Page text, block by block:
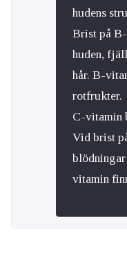
hudens
Brist på
huden,
hår. B-
rotfrukter.
C-vitamin
Vid brist
vitamin